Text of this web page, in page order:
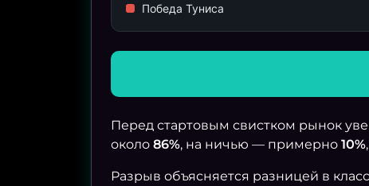
Победа Туниса
Перед стартовым свистком рынок
около 86%, на ничью — примерно 10%
Разрыв объясняется разницей в